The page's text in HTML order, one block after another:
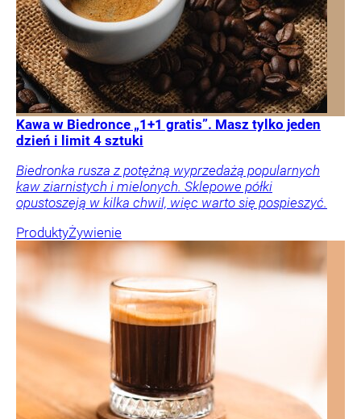
Kawa w Biedronce „1+1 gratis”. Masz tylko jeden
dzień i limit 4 sztuki
Biedronka rusza z potężną wyprzedażą popularnych
kaw ziarnistych i mielonych. Sklepowe półki
opustoszeją w kilka chwil, więc warto się pospieszyć.
ProduktyŻywienie